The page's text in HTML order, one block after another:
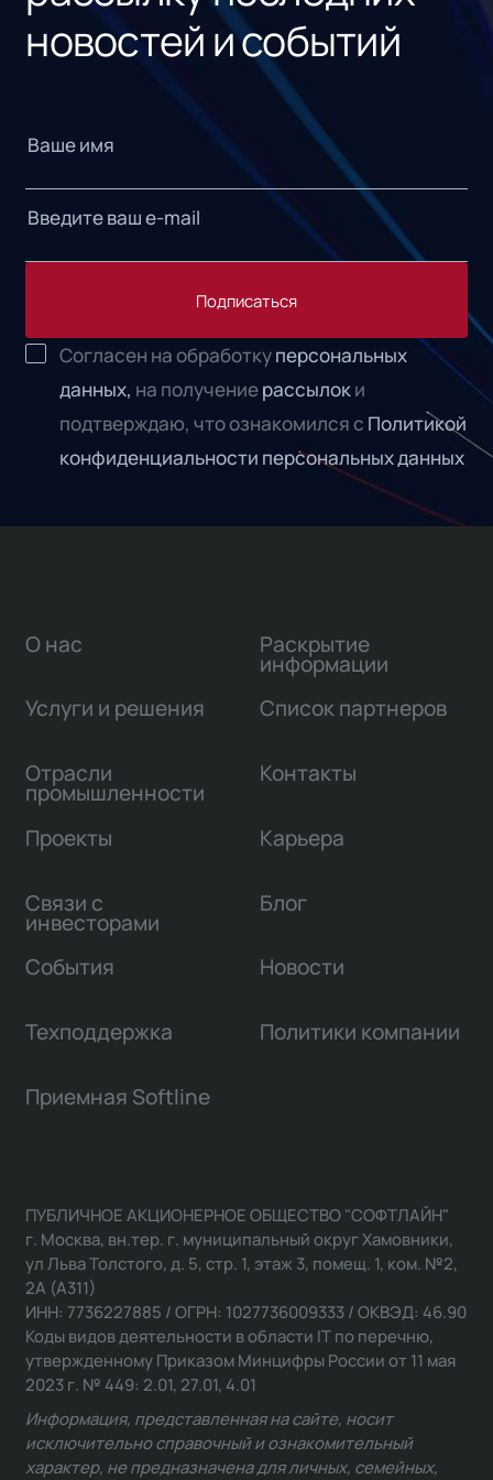
новостей и событий
Подписаться
Согласен на обработкуперсональных
данных, на получениерассылоки
подтверждаю, что ознакомился с Политикой
конфиденциальности персональных данных
О нас
Услуги и решения
Отрасли
промышленности
Проекты
Связи с
инвесторами
Раскрытие
информации
Список партнеров
Контакты
Карьера
Блог
События Новости
Техподдержка Политики компании
Приемная Softline
ПУБЛИЧНОЕ АКЦИОНЕРНОЕ ОБЩЕСТВО "СОФТЛАЙН"
г. Москва, вн.тер. г. муниципальный округ Хамовники,
ул Льва Толстого, д. 5, стр. 1, этаж 3, помещ. 1, ком. №2,
2А (А311)
ИНН: 7736227885 / ОГРН: 1027736009333 / ОКВЭД: 46.90
Коды видов деятельности в области IT по перечню,
утвержденному Приказом Минцифры России от 11 мая
2023 г. № 449: 2.01, 27.01, 4.01
Информация, представленная на сайте, носит
исключительно справочный и ознакомительный
характер, не предназначена для личных, семейных,